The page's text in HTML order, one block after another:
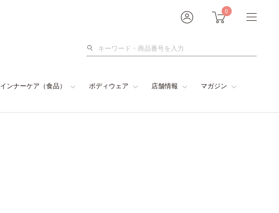
0
検
インナーケア（食品） ボディウェア 店舗情報 マガジン